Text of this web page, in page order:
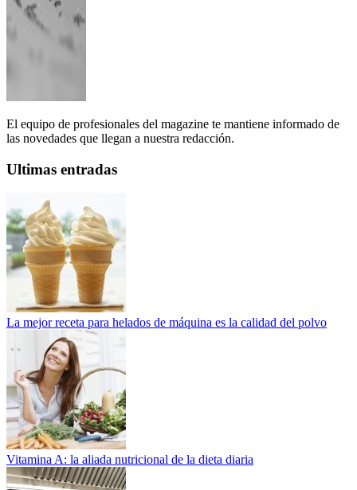
El equipo de profesionales del magazine te mantiene informado de
las novedades que llegan a nuestra redacción.
Ultimas entradas
La mejor receta para helados de máquina es la calidad del polvo
Vitamina A: la aliada nutricional de la dieta diaria